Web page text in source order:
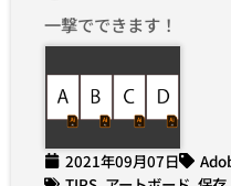
一撃でできます！
2021年09月07日